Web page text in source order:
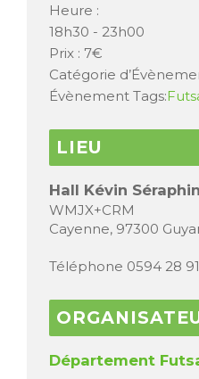
Heure :
18h30 - 23h00
Prix : 7€
Catégorie
Évènement Tags:
LIEU
Hall Kévin Séraphin
WMJX+CRM
Cayenne, 97300
Téléphone 0594 28
Département